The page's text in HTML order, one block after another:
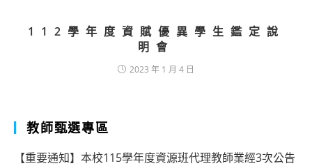
112學年度資賦優異學生鑑定說
明會
2023 年 1 月 4 日
教師甄選專區
【重要通知】本校115學年度資源班代理教師業經3次公告